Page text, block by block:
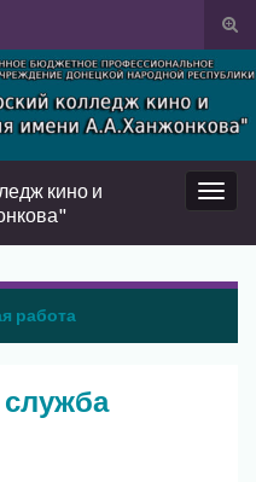
Вкл/
Вкл/
кино и
работа
служба